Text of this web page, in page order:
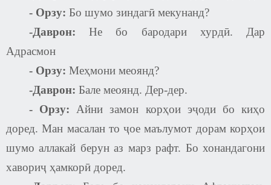
- Орзу: Бо шумо зиндагӣ мекунанд?
-Даврон: Не бо бародари хурдӣ. Дар
Адрасмон
- Орзу: Меҳмони меоянд?
-Даврон: Бале меоянд. Дер-дер.
- Орзу: Айни замон корҳои эҷоди бо киҳо
доред. Ман масалан то ҷое маълумот дорам корҳои
шумо аллакай берун аз марз рафт. Бо хонандагони
хавориҷ ҳамкорӣ доред.